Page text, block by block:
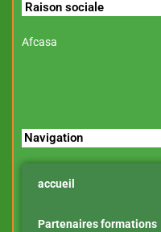
Raison sociale
Afcasa
Navigation
accueil
Partenaires formations